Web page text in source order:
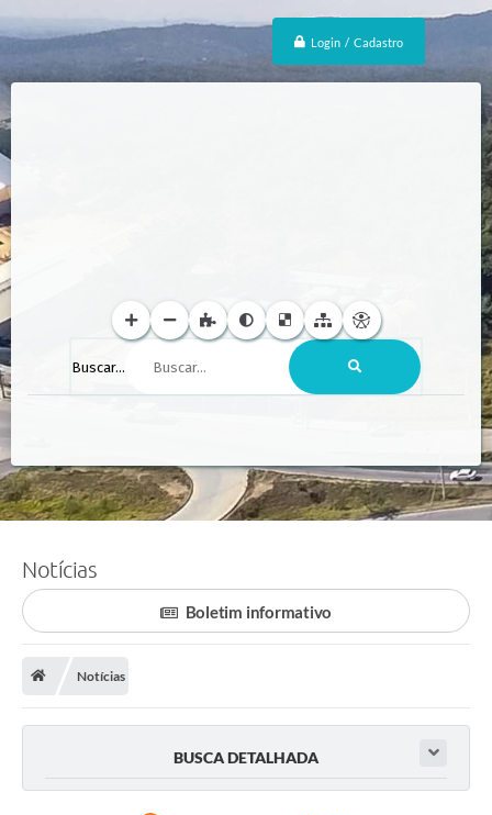
Login / Cadastro
Buscar...
Notícias
Boletim informativo
Notícias
BUSCA DETALHADA